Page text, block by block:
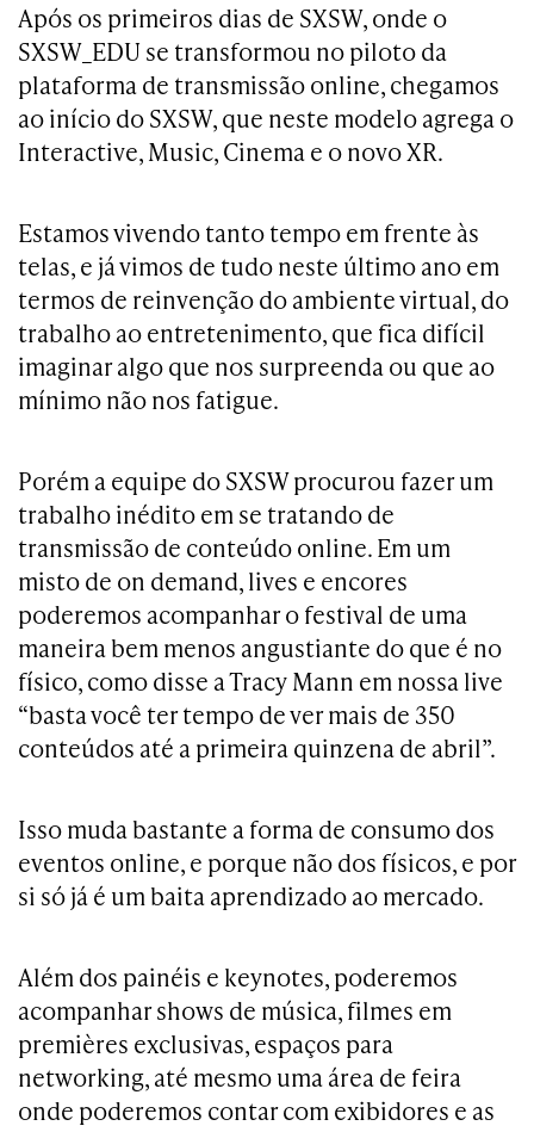
Após os primeiros dias de SXSW, onde o
SXSW_EDU se transformou no piloto da
plataforma de transmissão online, chegamos
ao início do SXSW, que neste modelo agrega o
Interactive, Music, Cinema e o novo XR.
Estamos vivendo tanto tempo em frente às
telas, e já vimos de tudo neste último ano em
termos de reinvenção do ambiente virtual, do
trabalho ao entretenimento, que fica difícil
imaginar algo que nos surpreenda ou que ao
mínimo não nos fatigue.
Porém a equipe do SXSW procurou fazer um
trabalho inédito em se tratando de
transmissão de conteúdo online. Em um
misto de on demand, lives e encores
poderemos acompanhar o festival de uma
maneira bem menos angustiante do que é no
físico, como disse a Tracy Mann em nossa live
“basta você ter tempo de ver mais de 350
conteúdos até a primeira quinzena de abril”.
Isso muda bastante a forma de consumo dos
eventos online, e porque não dos físicos, e por
si só já é um baita aprendizado ao mercado.
Além dos painéis e keynotes, poderemos
acompanhar shows de música, filmes em
premières exclusivas, espaços para
networking, até mesmo uma área de feira
onde poderemos contar com exibidores e as